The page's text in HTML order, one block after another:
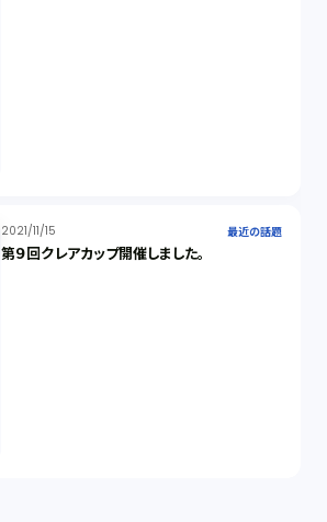
2021/11/15 最近の話題
第９回クレアカップ開催しました。